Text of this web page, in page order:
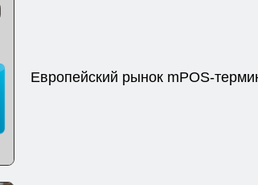
Европейский рынок mPOS-